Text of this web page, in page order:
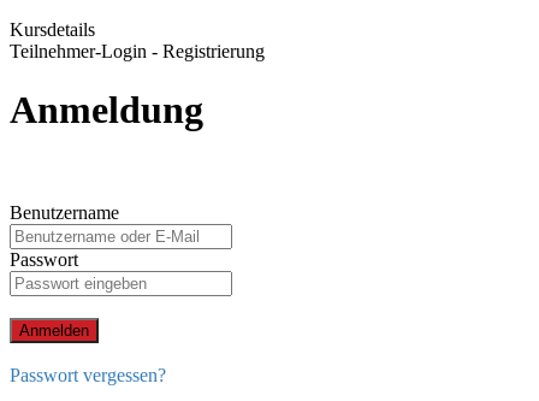
Kursdetails
Teilnehmer-Login - Registrierung
Anmeldung
Benutzername
Passwort
Anmelden
Passwort vergessen?